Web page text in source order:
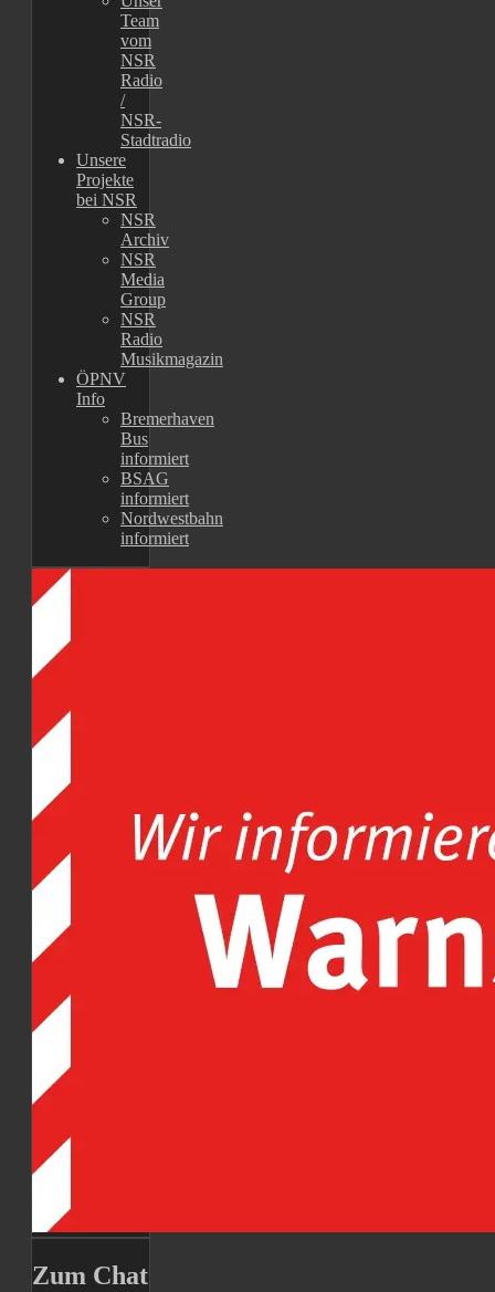
Team
vom
NSR
Radio
/
NSR-
Stadtradio
Unsere
Projekte
bei NSR
NSR
Archiv
NSR
Media
Group
NSR
Radio
Musikmagazin
ÖPNV
Info
Bremerhaven
Bus
informiert
BSAG
informiert
Nordwestbahn
informiert
Zum Chat